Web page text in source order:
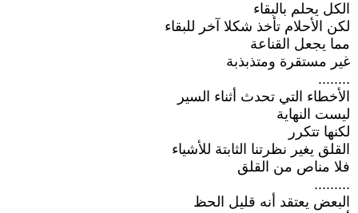
الكل يحلم بالبقاء
لكن الأحلام تأخذ شكلا آخر للبقاء
مما يجعل القناعة
غير مستقرة ومتذبذبة
........
الأخطاء التي تحدث أثناء السير
ليست النهاية
لكنها تتكرر
القلق يغير نظرتنا الثابتة للأشياء
فلا مناص من القلق
.........
البعض يعتقد أنه قليل الحظ